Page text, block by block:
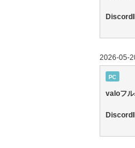
2026-05-
PC
valoフ